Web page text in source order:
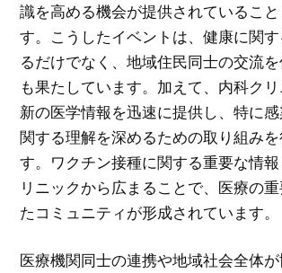
識を高める機会が提供されているこ
す。こうしたイベントは、健康に関
るだけでなく、地域住民同士の交流
も果たしています。加えて、内科ク
新の医学情報を迅速に提供し、特に
関する理解を深めるための取り組みを
す。ワクチン接種に関する重要な情
リニックから広まることで、医療の
たコミュニティが形成されています。
医療機関同士の連携や地域社会全体